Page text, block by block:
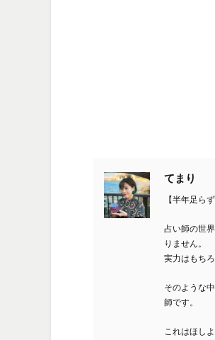
てまり
【半年足ら
占い師の世
りません。
実力はもち
そのような
師です。
これはほし